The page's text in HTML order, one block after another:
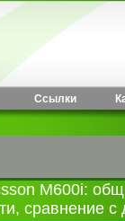
Ссылки
M600i:
сравнение